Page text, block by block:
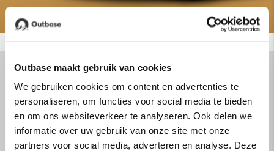
Outbase maakt gebruik van cookies
We gebruiken cookies om content en advertenties te
personaliseren, om functies voor social media te bieden
en om ons websiteverkeer te analyseren. Ook delen we
informatie over uw gebruik van onze site met onze
partners voor social media, adverteren en analyse. Deze
“Outbase’s ID.Buzz campervan is een
voorbeeld van hoe moderne technologie
en traditionele kampeerwaarden